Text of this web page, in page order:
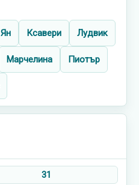
Ян Ксавери Лудвик
Марчелина Пиотър
31